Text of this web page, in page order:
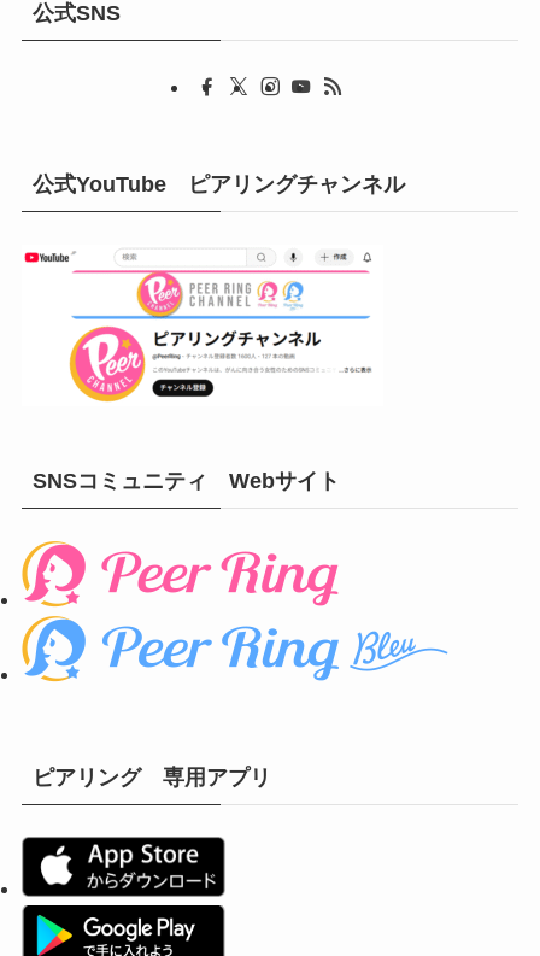
公式SNS
公式YouTube ピアリングチャンネル
SNSコミュニティ Webサイト
ピアリング 専用アプリ